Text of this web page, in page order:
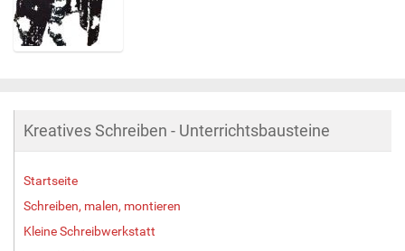
e
B
l
d
Kreatives Schreiben - Unterrichtsbausteine
Startseite
Schreiben, malen, montieren
Kleine Schreibwerkstatt